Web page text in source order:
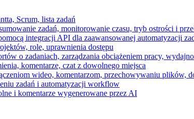
Scrum, lista zadań
zadań, monitorowanie czasu, tryb ostrości i
integracji API dla zaawansowanej automatyzacji
role, uprawnienia dostępu
o zadaniach, zarządzania obciążeniem pracy,
komentarze, czat z dowolnego miejsca
wideo, komentarzom, przechowywaniu plików,
zadań i automatyzacji workflow
i komentarze wygenerowane przez AI